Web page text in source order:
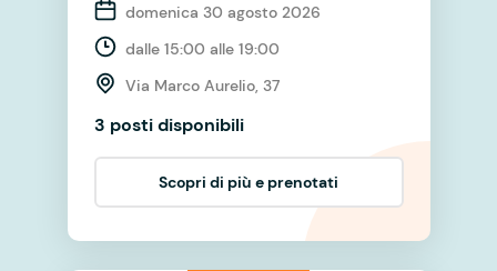
domenica 30 agosto 2026
dalle 15:00 alle 19:00
Via Marco Aurelio, 37
3 posti disponibili
Scopri di più e prenotati